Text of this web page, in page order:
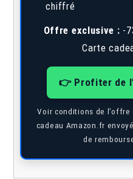
chiffré
Offre exclusive : -
Carte
👉 Profiter de
Voir conditions de l’offre
cadeau Amazon.fr
de